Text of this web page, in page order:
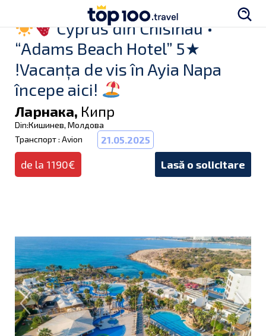
Cyprus din Chisinau •
“Adams Beach Hotel” 5★
!Vacanța de vis în Ayia Napa
începe aici!
Ларнака, Кипр
Din:Кишинев, Молдова
Транспорт : Avion
21.05.2025
de la 1190€ Lasă o solicitare